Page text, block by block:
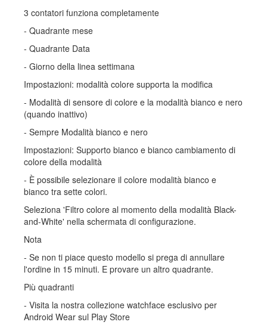
3 contatori funziona completamente
- Quadrante mese
- Quadrante Data
- Giorno della linea settimana
Impostazioni: modalità colore supporta la modifica
- Modalità di sensore di colore e la modalità bianco e nero
(quando inattivo)
- Sempre Modalità bianco e nero
Impostazioni: Supporto bianco e bianco cambiamento di
colore della modalità
- È possibile selezionare il colore modalità bianco e
bianco tra sette colori.
Seleziona 'Filtro colore al momento della modalità Black-
and-White' nella schermata di configurazione.
Nota
- Se non ti piace questo modello si prega di annullare
l'ordine in 15 minuti. E provare un altro quadrante.
Più quadranti
- Visita la nostra collezione watchface esclusivo per
Android Wear sul Play Store